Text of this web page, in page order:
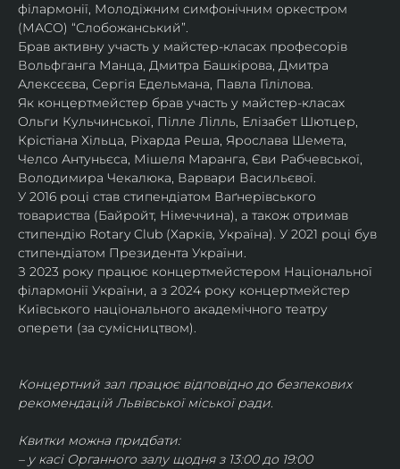
філармонії, Молодіжним симфонічним оркестром
(МАСО) “Слобожанський”.
Брав активну участь у майстер-класах професорів
Вольфганга Манца, Дмитра Башкірова, Дмитра
Алексєєва, Сергія Едельмана, Павла Гілілова.
Як концертмейстер брав участь у майстер-класах
Ольги Кульчинської, Пілле Лілль, Елізабет Шютцер,
Крістіана Хільца, Ріхарда Реша, Ярослава Шемета,
Челсо Антуньєса, Мішеля Маранга, Єви Рабчевської,
Володимира Чекалюка, Варвари Васильєвої.
У 2016 році став стипендіатом Ваґнерівського
товариства (Байройт, Німеччина), а також отримав
стипендію Rotary Club (Харків, Україна). У 2021 році був
стипендіатом Президента України.
З 2023 року працює концертмейстером Національної
філармонії України, а з 2024 року концертмейстер
Київського національного академічного театру
оперети (за сумісництвом).
Концертний зал працює відповідно до безпекових
рекомендацій Львівської міської ради.
Квитки можна придбати:
– у касі Органного залу щодня з 13:00 до 19:00